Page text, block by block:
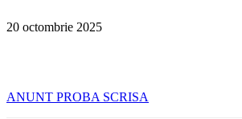
20 octombrie 2025
ANUNT PROBA SCRISA